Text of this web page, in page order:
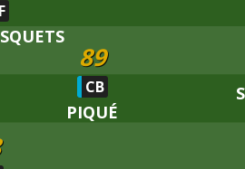
89
CB
PIQUÉ